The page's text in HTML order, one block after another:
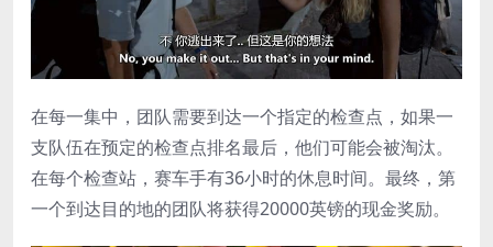
在每一集中，团队需要到达一个指定的检查点，如果一
支队伍在预定的检查点排名最后，他们可能会被淘汰。
在每个检查站，赛车手有36小时的休息时间。最终，第
一个到达目的地的团队将获得20000英镑的现金奖励。